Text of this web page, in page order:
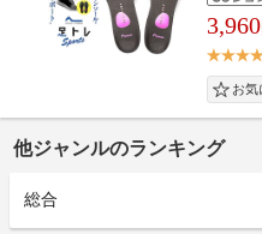
3,960
他ジャンルのランキング
総合